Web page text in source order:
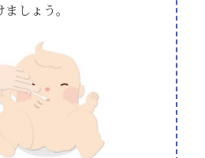
しょう。